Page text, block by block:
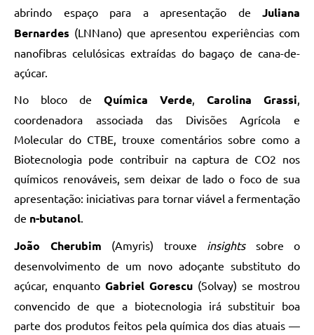
abrindo espaço para a apresentação de Juliana
Bernardes (LNNano) que apresentou experiências com
nanofibras celulósicas extraídas do bagaço de cana-de-
açúcar.
No bloco de Química Verde Carolina Grassi
coordenadora associada das Divisões Agrícola e
Molecular do CTBE, trouxe comentários sobre como a
Biotecnologia pode contribuir na captura de CO2 nos
químicos renováveis, sem deixar de lado o foco de sua
apresentação: iniciativas para tornar viável a fermentação
de n-butanol
João Cherubim (Amyris) trouxe insightssobre o
desenvolvimento de um novo adoçante substituto do
açúcar, enquanto Gabriel Gorescu (Solvay) se mostrou
convencido de que a biotecnologia irá substituir boa
parte dos produtos feitos pela química dos dias atuais —